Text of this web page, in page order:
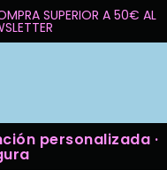
SUPERIOR A 50€ AL
personalizada ·